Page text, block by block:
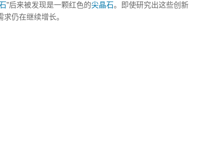
”后来被发现是一颗红色的尖晶石。即使研究出这些创新
仍在继续增长。